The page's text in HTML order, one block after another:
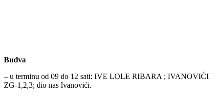
Budva
– u terminu od 09 do 12 sati: IVE LOLE RIBARA ; IVANOVIĆI
ZG-1,2,3; dio nas Ivanovići.